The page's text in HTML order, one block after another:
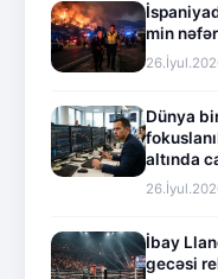
min
Dünya
altında
İbay
gecəsi